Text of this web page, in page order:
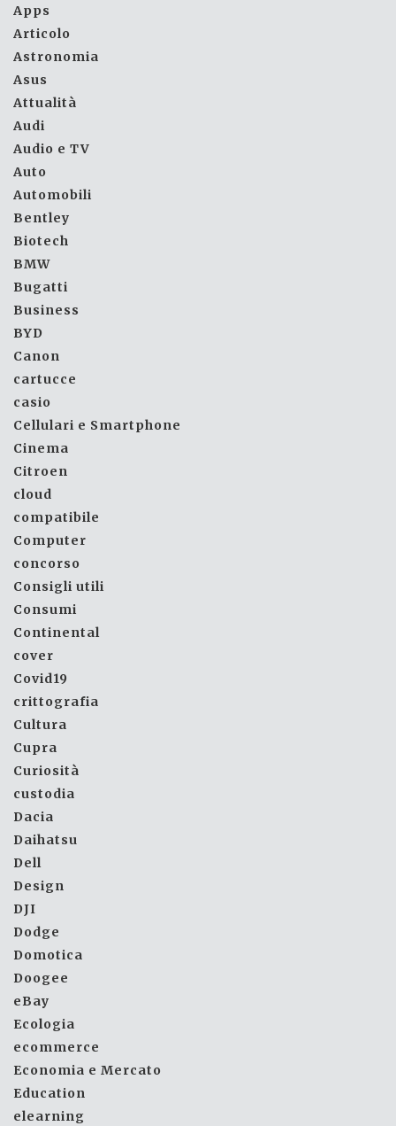
Apps
Articolo
Astronomia
Asus
Attualità
Audi
Audio e TV
Auto
Automobili
Bentley
Biotech
BMW
Bugatti
Business
BYD
Canon
cartucce
casio
Cellulari e Smartphone
Cinema
Citroen
cloud
compatibile
Computer
concorso
Consigli utili
Consumi
Continental
cover
Covid19
crittografia
Cultura
Cupra
Curiosità
custodia
Dacia
Daihatsu
Dell
Design
DJI
Dodge
Domotica
Doogee
eBay
Ecologia
ecommerce
Economia e Mercato
Education
elearning